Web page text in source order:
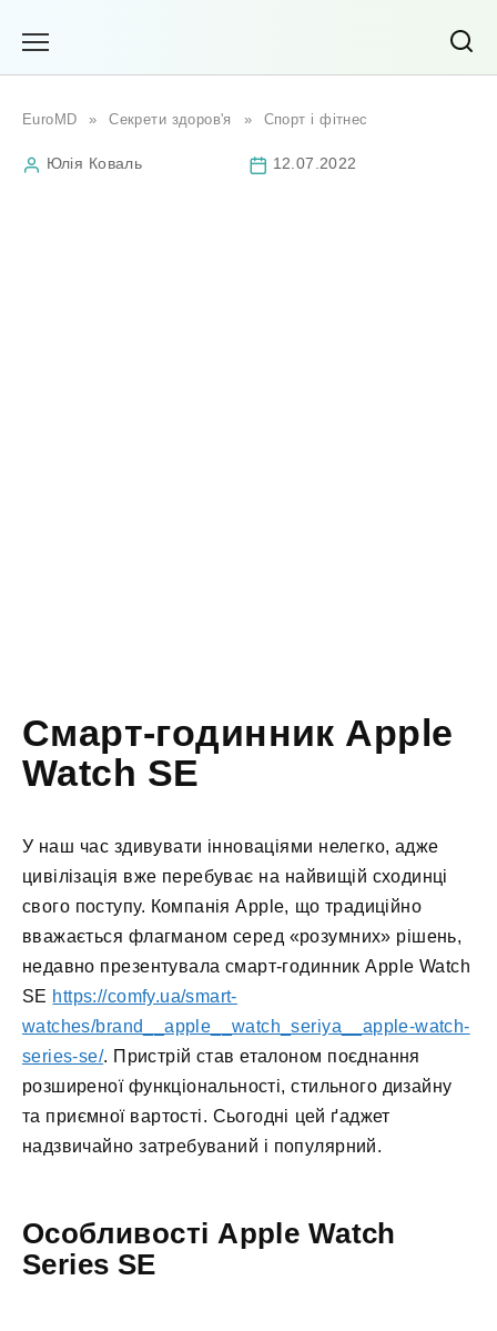
EuroMD » Секрети здоров'я » Спорт і фітнес
Юлія Коваль 12.07.2022
Смарт-годинник Apple
Watch SE
У наш час здивувати інноваціями нелегко, адже
цивілізація вже перебуває на найвищій сходинці
свого поступу. Компанія Apple, що традиційно
вважається флагманом серед «розумних» рішень,
недавно презентувала смарт-годинник Apple Watch
SE https://comfy.ua/smart-
watches/brand__apple__watch_seriya__apple-watch-
series-se/. Пристрій став еталоном поєднання
розширеної функціональності, стильного дизайну
та приємної вартості. Сьогодні цей ґаджет
надзвичайно затребуваний і популярний.
Особливості Apple Watch
Series SE